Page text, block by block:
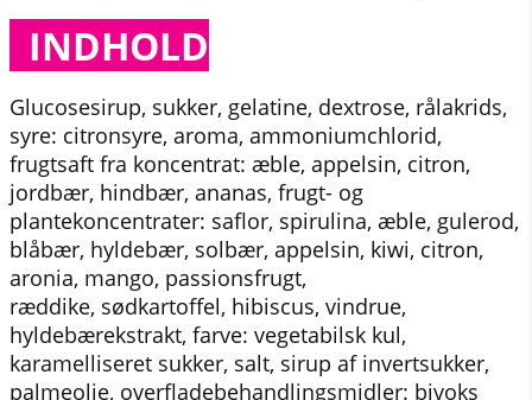
INDHOLD
Glucosesirup, sukker, gelatine, dextrose, rålakrids,
syre: citronsyre, aroma, ammoniumchlorid,
frugtsaft fra koncentrat: æble, appelsin, citron,
jordbær, hindbær, ananas, frugt- og
plantekoncentrater: saflor, spirulina, æble, gulerod,
blåbær, hyldebær, solbær, appelsin, kiwi, citron,
aronia, mango, passionsfrugt,
ræddike, sødkartoffel, hibiscus, vindrue,
hyldebærekstrakt, farve: vegetabilsk kul,
karamelliseret sukker, salt, sirup af invertsukker,
palmeolie, overfladebehandlingsmidler: bivoks